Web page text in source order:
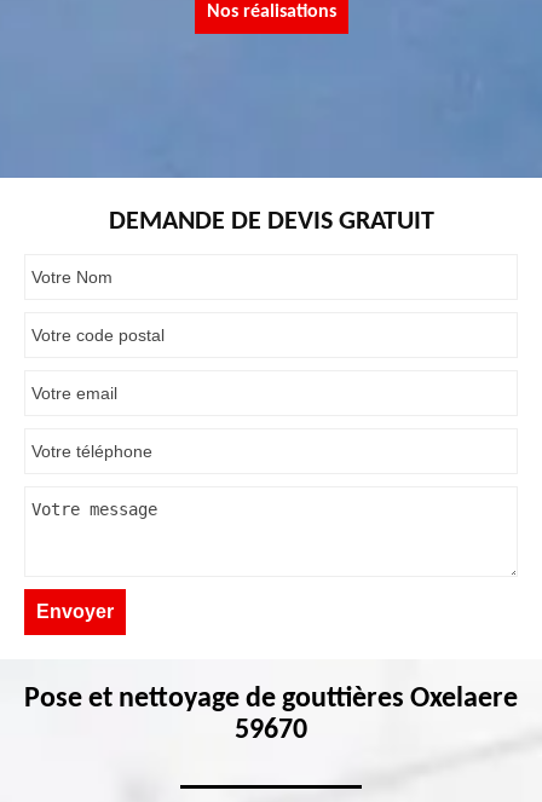
Nos réalisations
DEMANDE DE DEVIS GRATUIT
Pose et nettoyage de gouttières Oxelaere
59670